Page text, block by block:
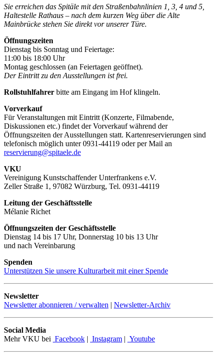
Sie erreichen das Spitäle mit den Straßenbahnlinien 1, 3, 4 und 5,
Haltestelle Rathaus – nach dem kurzen Weg über die Alte
Mainbrücke stehen Sie direkt vor unserer Türe.
Öffnungszeiten
Dienstag bis Sonntag und Feiertage:
11:00 bis 18:00 Uhr
Montag geschlossen (an Feiertagen geöffnet).
Der Eintritt zu den Ausstellungen ist frei.
Rollstuhlfahrer bitte am Eingang im Hof klingeln.
Vorverkauf
Für Veranstaltungen mit Eintritt (Konzerte, Filmabende,
Diskussionen etc.) findet der Vorverkauf während der
Öffnungszeiten der Ausstellungen statt. Kartenreservierungen sind
telefonisch möglich unter 0931-44119 oder per Mail an
reservierung@spitaele.de
VKU
Vereinigung Kunstschaffender Unterfrankens e.V.
Zeller Straße 1, 97082 Würzburg, Tel. 0931-44119
Leitung der Geschäftsstelle
Mélanie Richet
Öffnungszeiten der Geschäftsstelle
Dienstag 14 bis 17 Uhr, Donnerstag 10 bis 13 Uhr
und nach Vereinbarung
Spenden
Unterstützen Sie unsere Kulturarbeit mit einer Spende
Newsletter
Newsletter abonnieren / verwalten | Newsletter-Archiv
Social Media
Mehr VKU bei Facebook | Instagram | Youtube